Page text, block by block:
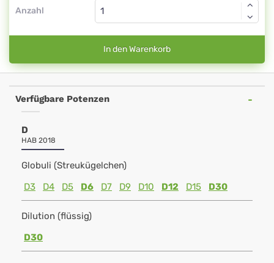
Anzahl
In den Warenkorb
Verfügbare Potenzen
D
HAB 2018
Globuli (Streukügelchen)
D3
D4 D5 D6 D7 D9 D10 D12 D15 D30
Dilution (flüssig)
D30